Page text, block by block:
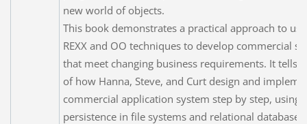
new world of objects.
This book demonstrates a practical approach to
REXX and OO techniques to develop commercial
that meet changing business requirements. It tells
of how Hanna, Steve, and Curt design and
commercial application system step by step, using
persistence in file systems and relational databases,